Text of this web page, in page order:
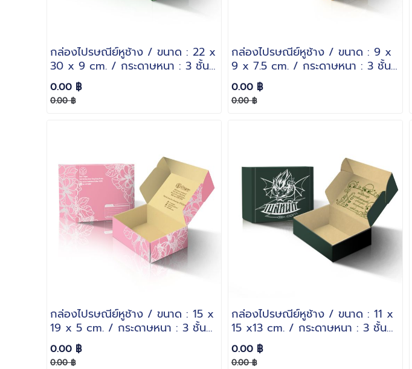
กล่องไปรษณีย์หูช้าง / ขนาด : 22 x
30 x 9 cm. / กระดาษหนา : 3 ชั้น
ลอน B
0.00 ฿
0.00 ฿
กล่องไปรษณีย์หูช้าง / ขนาด : 9 x
9 x 7.5 cm. / กระดาษหนา : 3 ชั้น
ลอน B
0.00 ฿
0.00 ฿
กล่องไปรษณีย์หูช้าง / ขนาด : 15 x
19 x 5 cm. / กระดาษหนา : 3 ชั้น
ลอน B
0.00 ฿
0.00 ฿
กล่องไปรษณีย์หูช้าง / ขนาด : 11 x
15 x13 cm. / กระดาษหนา : 3 ชั้น
ลอน E
0.00 ฿
0.00 ฿